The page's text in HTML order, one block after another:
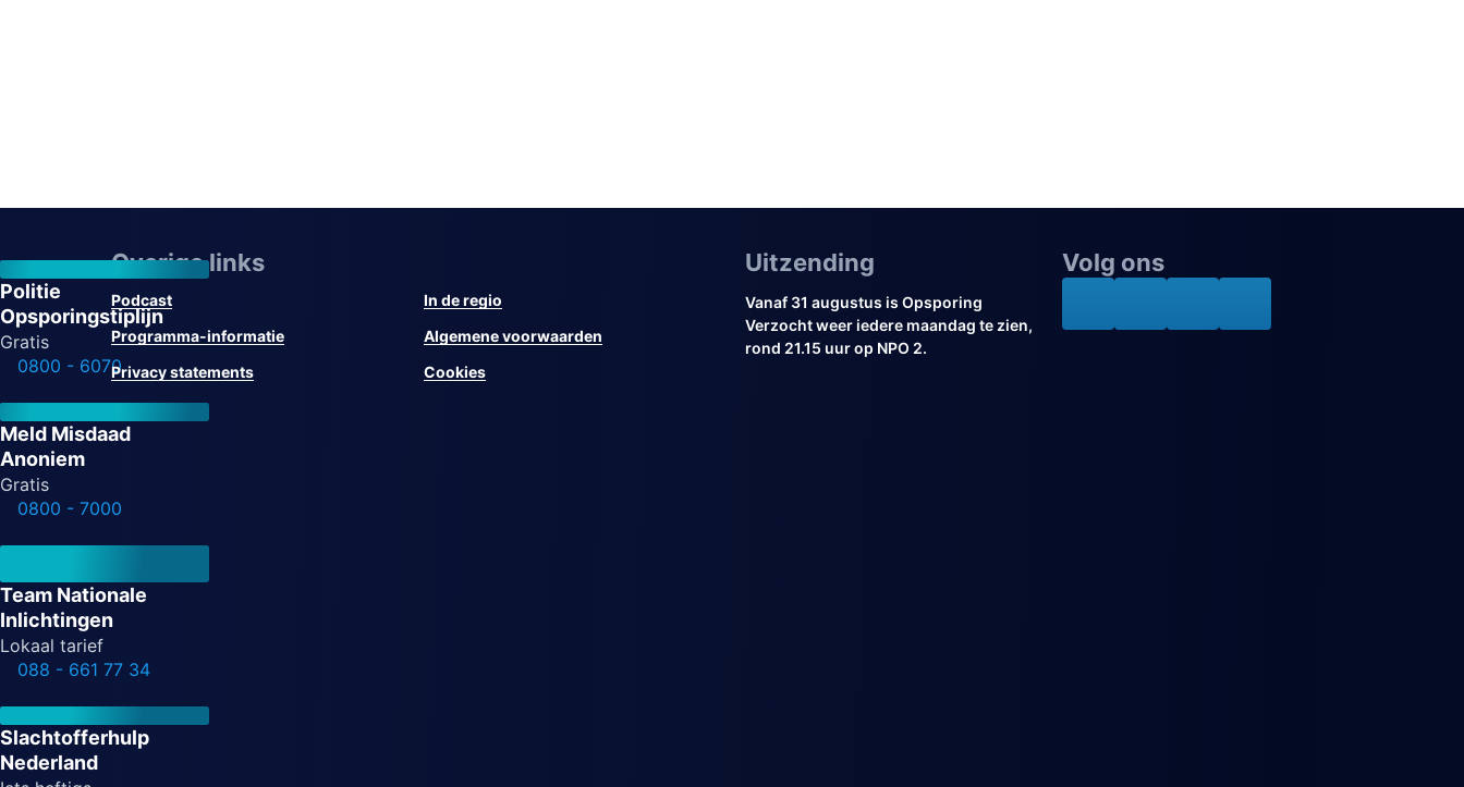
Politie
Opsporingstiplijn
Gratis
0800 - 6070
Meld Misdaad
Anoniem
Gratis
0800 - 7000
Team Nationale
Inlichtingen
Lokaal tarief
088 - 661 77 34
Slachtofferhulp
Nederland
Overige links
Podcast
In de regio
Programma-informatie
Algemene voorwaarden
Privacy statements
Cookies
Uitzending
Vanaf 31 augustus is Opsporing
Verzocht weer iedere maandag te zien,
rond 21.15 uur op NPO 2.
Volg ons